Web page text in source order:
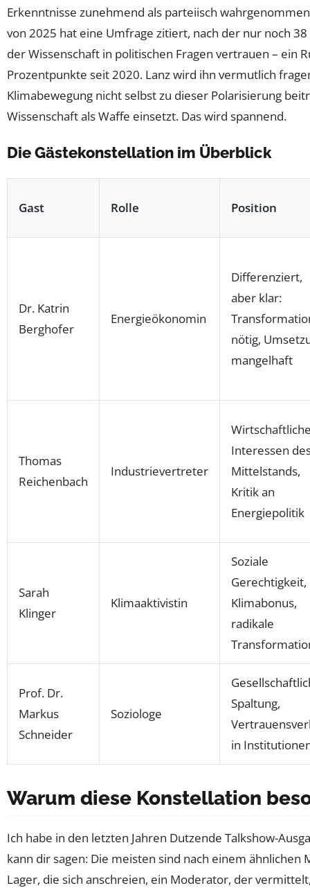
Erkenntnisse zunehmend als parteiisch
von 2025 hat eine Umfrage zitiert, nach der nur noch
der Wissenschaft in politischen Fragen vertrauen – ein
Prozentpunkte seit 2020. Lanz wird ihn vermutlich
Klimabewegung nicht selbst zu dieser Polarisierung
Wissenschaft als Waffe einsetzt. Das wird spannend.
Die Gästekonstellation im Überblick
Gast Rolle Position
Dr. Katrin
Berghofer
Energieökonomin
Differenziert,
aber klar:
nötig,
mangelhaft
Thomas
Reichenbach
Industrievertreter
Interessen
Mittelstands,
Kritik an
Energiepolitik
Sarah
Klinger
Klimaaktivistin
Soziale
Gerechtigkeit,
Klimabonus,
radikale
Prof. Dr.
Markus
Schneider
Soziologe
Spaltung,
in
Warum diese Konstellation
Ich habe in den letzten Jahren Dutzende Talkshow-
kann dir sagen: Die meisten sind nach einem ähnlichen
Lager, die sich anschreien, ein Moderator, der